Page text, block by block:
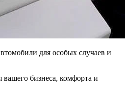
для особых случаев и
вашего бизнеса, комфорта и